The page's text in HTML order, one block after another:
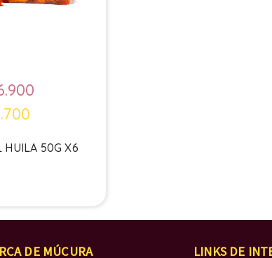
HUILA 50G X6
DE MÚCURA LINKS DE